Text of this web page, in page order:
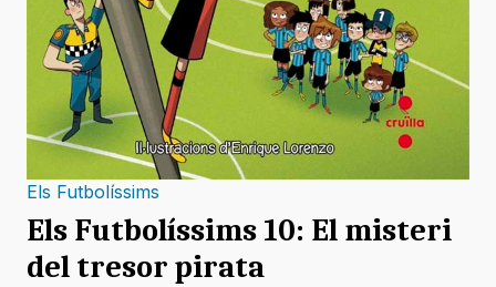
Els Futbolíssims
Els Futbolíssims 10: El misteri
del tresor pirata